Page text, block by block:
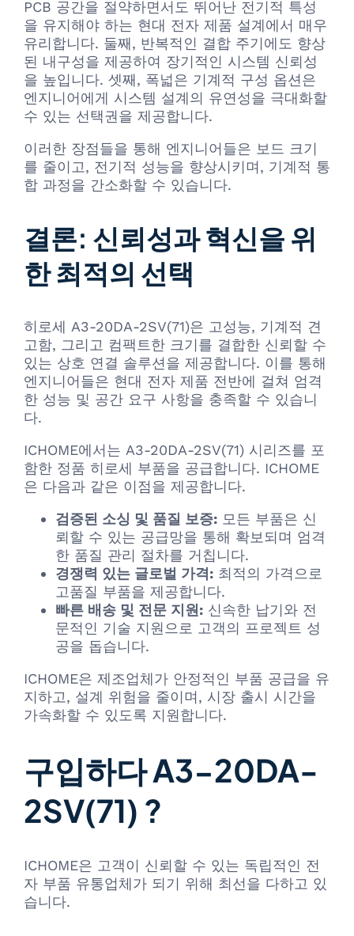
PCB 공간을 절약하면서도 뛰어난 전기적 특성
을 유지해야 하는 현대 전자 제품 설계에서 매우
유리합니다. 둘째, 반복적인 결합 주기에도 향상
된 내구성을 제공하여 장기적인 시스템 신뢰성
을 높입니다. 셋째, 폭넓은 기계적 구성 옵션은
엔지니어에게 시스템 설계의 유연성을 극대화할
수 있는 선택권을 제공합니다.
이러한 장점들을 통해 엔지니어들은 보드 크기
를 줄이고, 전기적 성능을 향상시키며, 기계적 통
합 과정을 간소화할 수 있습니다.
결론: 신뢰성과 혁신을 위
한 최적의 선택
히로세 A3-20DA-2SV(71)은 고성능, 기계적 견
고함, 그리고 컴팩트한 크기를 결합한 신뢰할 수
있는 상호 연결 솔루션을 제공합니다. 이를 통해
엔지니어들은 현대 전자 제품 전반에 걸쳐 엄격
한 성능 및 공간 요구 사항을 충족할 수 있습니
다.
ICHOME에서는 A3-20DA-2SV(71) 시리즈를 포
함한 정품 히로세 부품을 공급합니다. ICHOME
은 다음과 같은 이점을 제공합니다.
검증된 소싱 및 품질 보증: 모든 부품은 신
뢰할 수 있는 공급망을 통해 확보되며 엄격
한 품질 관리 절차를 거칩니다.
경쟁력 있는 글로벌 가격: 최적의 가격으로
고품질 부품을 제공합니다.
빠른 배송 및 전문 지원: 신속한 납기와 전
문적인 기술 지원으로 고객의 프로젝트 성
공을 돕습니다.
ICHOME은 제조업체가 안정적인 부품 공급을 유
지하고, 설계 위험을 줄이며, 시장 출시 시간을
가속화할 수 있도록 지원합니다.
구입하다 A3-20DA-
2SV(71) ?
ICHOME은 고객이 신뢰할 수 있는 독립적인 전
자 부품 유통업체가 되기 위해 최선을 다하고 있
습니다.